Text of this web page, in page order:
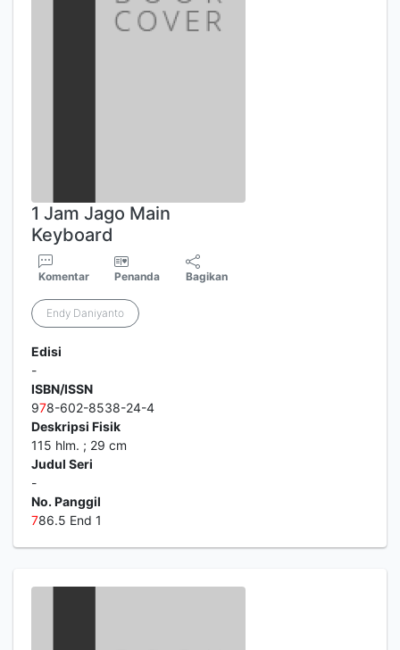
1 Jam Jago Main
Keyboard
Komentar Penanda Bagikan
Endy Daniyanto
Edisi
-
ISBN/ISSN
978-602-8538-24-4
Deskripsi Fisik
115 hlm. ; 29 cm
Judul Seri
-
No. Panggil
786.5 End 1